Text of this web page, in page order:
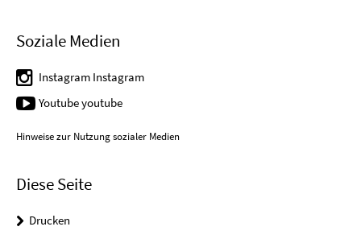
Soziale Medien
Instagram Instagram
Youtube youtube
Hinweise zur Nutzung sozialer Medien
Diese Seite
Drucken